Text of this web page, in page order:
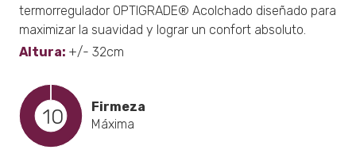
termorregulador OPTIGRADE® Acolchado diseñado para
maximizar la suavidad y lograr un confort absoluto.
Altura: +/- 32cm
10
Firmeza
Máxima